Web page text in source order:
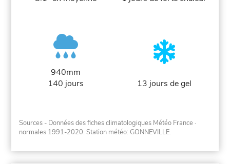
940mm
140 jours
13 jours de gel
Sources - Données des fiches climatologiques Météo France ·
normales 1991-2020. Station météo: GONNEVILLE.